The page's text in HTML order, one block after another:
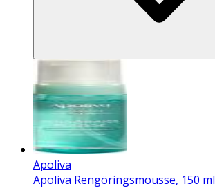
Apoliva
Apoliva Rengöringsmousse, 150 ml